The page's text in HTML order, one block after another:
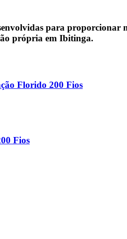
para proporcionar
própria em Ibitinga.
Florido 200 Fios
Fios